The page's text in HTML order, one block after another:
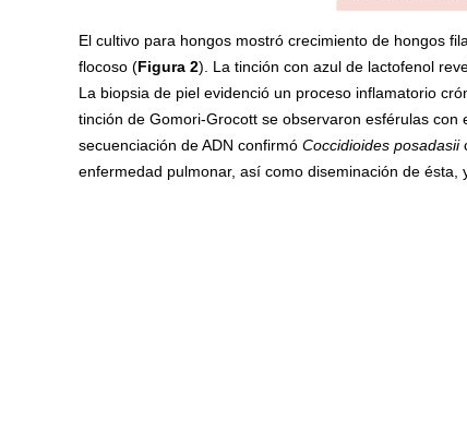
El cultivo para hongos mostró crecimiento de hongos
flocoso (Figura 2). La tinción con azul de lactofenol
La biopsia de piel evidenció un proceso inflamatorio
tinción de Gomori-Grocott se observaron esférulas con
secuenciación de ADN confirmó Coccidioides posadasii
enfermedad pulmonar, así como diseminación de ésta,